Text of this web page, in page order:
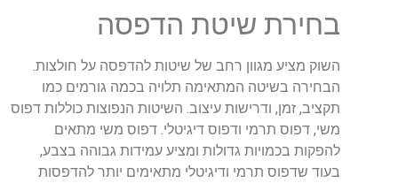
בחירת שיטת הדפסה
השוק מציע מגוון רחב של שיטות להדפסה על חולצות.
הבחירה בשיטה המתאימה תלויה בכמה גורמים כמו
תקציב, זמן, ודרישות עיצוב. השיטות הנפוצות כוללות דפוס
משי, דפוס תרמי ודפוס דיגיטלי. דפוס משי מתאים
להפקות בכמויות גדולות ומציע עמידות גבוהה בצבע,
בעוד שדפוס תרמי ודיגיטלי מתאימים יותר להדפסות